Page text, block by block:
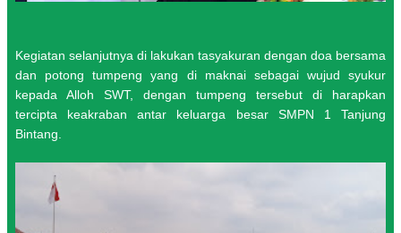
Kegiatan selanjutnya di lakukan tasyakuran dengan doa bersama
dan potong tumpeng yang di maknai sebagai wujud syukur
kepada Alloh SWT, dengan tumpeng tersebut di harapkan
tercipta keakraban antar keluarga besar SMPN 1 Tanjung
Bintang.